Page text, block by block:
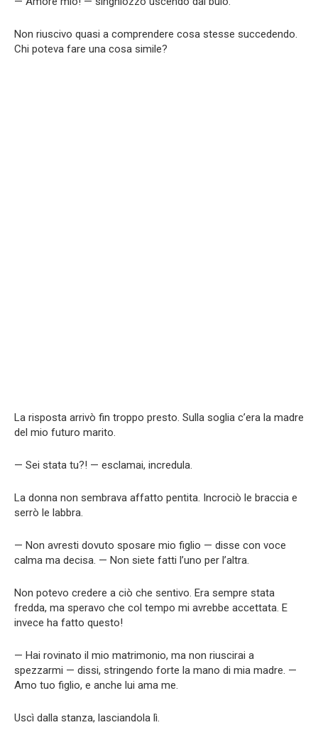
Non riuscivo quasi a comprendere cosa stesse succedendo.
Chi poteva fare una cosa simile?
La risposta arrivò fin troppo presto. Sulla soglia c’era la madre
del mio futuro marito.
— Sei stata tu?! — esclamai, incredula.
La donna non sembrava affatto pentita. Incrociò le braccia e
serrò le labbra.
— Non avresti dovuto sposare mio figlio — disse con voce
calma ma decisa. — Non siete fatti l’uno per l’altra.
Non potevo credere a ciò che sentivo. Era sempre stata
fredda, ma speravo che col tempo mi avrebbe accettata. E
invece ha fatto questo!
— Hai rovinato il mio matrimonio, ma non riuscirai a
spezzarmi — dissi, stringendo forte la mano di mia madre. —
Amo tuo figlio, e anche lui ama me.
Uscì dalla stanza, lasciandola lì.